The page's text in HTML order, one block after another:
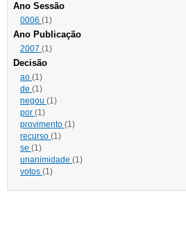
Ano Sessão
0006 (1)
Ano Publicação
2007 (1)
Decisão
ao (1)
de (1)
negou (1)
por (1)
provimento (1)
recurso (1)
se (1)
unanimidade (1)
votos (1)